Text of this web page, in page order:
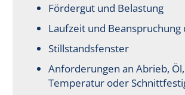
Fördergut und Belastung
Laufzeit und Beanspruchung
Stillstandsfenster
Anforderungen an Abrieb,
Temperatur oder